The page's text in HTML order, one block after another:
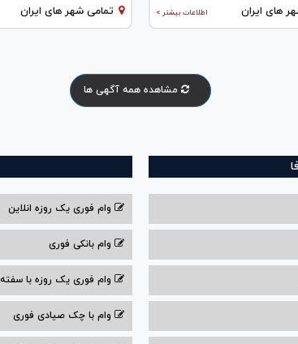
اطلاعات بیشتر > های ایران تمامی شهر های ایران
مشاهده همه آگهی ها
وام فوری یک روزه انلاین
وام بانکی فوری
وام فوری یک روزه با سفته
وام با‌ چک صیادی‌ فوری